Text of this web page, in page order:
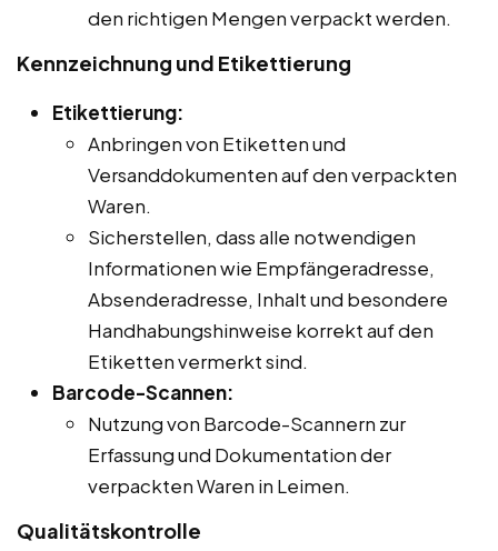
den richtigen Mengen verpackt werden.
Kennzeichnung und Etikettierung
Etikettierung:
Anbringen von Etiketten und
Versanddokumenten auf den verpackten
Waren.
Sicherstellen, dass alle notwendigen
Informationen wie Empfängeradresse,
Absenderadresse, Inhalt und besondere
Handhabungshinweise korrekt auf den
Etiketten vermerkt sind.
Barcode-Scannen:
Nutzung von Barcode-Scannern zur
Erfassung und Dokumentation der
verpackten Waren in Leimen.
Qualitätskontrolle